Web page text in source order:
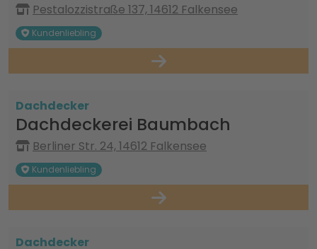
Pestalozzistraße 137, 14612 Falkensee
Kundenliebling
Dachdecker
Dachdeckerei Baumbach
Berliner Str. 24, 14612 Falkensee
Kundenliebling
Dachdecker